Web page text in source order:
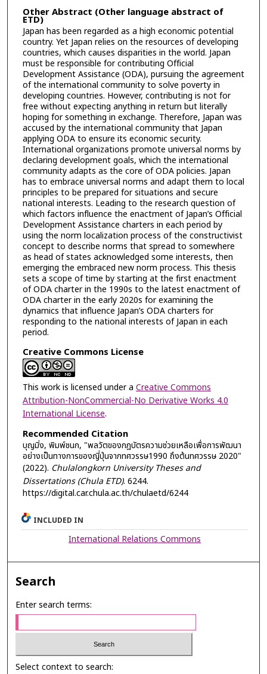
Other Abstract (Other language abstract of
ETD)
Japan has been regarded as a high economic potential
country. Yet Japan relies on the resources of developing
countries, which causes disparities in the world. Japan
must be responsible for contributing Official
Development Assistance (ODA), pursuing the agreement
of the international community to solve poverty in
developing countries. However, contributing is not for
free without expecting anything in return but literally
hoping for something in exchange. Therefore, Japan was
accused by the international community that Japan
applying ODA to ensure its economic security.
International organizations promote universal norms by
declaring development goals, which the international
community adapts as the core of ODA policies. Japan
has to embrace universal norms and adapt them to local
principles to be prepared for situations and secure
national interests. Leading to the research question of
which factors influence the enactment of Japan’s Official
Development Assistance charters in each period by
using the norm localization process of the constructivist
concept to describe norms that spread to somewhere
as head of states acknowledged some interests, then
emerging the embraced new norm process. This thesis
sets a scope of time by starting at the first enactment
of ODA charter in the 1990s to the latest enactment of
ODA charter in the early 2020s for examining the
dynamics that influence Japan’s ODA charters for
responding to the national interests of Japan in each
period.
Creative Commons License
This work is licensed under a Creative Commons
Attribution-NonCommercial-No Derivative Works 4.0
International License.
Recommended Citation
บุญมิ่ง, พิมพ์ชนก, "พลวัตของกฎบัตรความช่วยเหลือเพื่อการพัฒนา
อย่างเป็นทางการของญี่ปุ่นจากทศวรรษ1990 ถึงต้นทศวรรษ 2020"
(2022). Chulalongkorn University Theses and
Dissertations (Chula ETD). 6244.
https://digital.car.chula.ac.th/chulaetd/6244
INCLUDED IN
International Relations Commons
Search
Enter search terms:
Select context to search: